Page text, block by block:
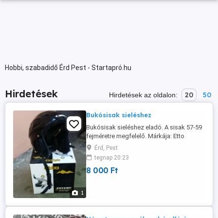
Hobbi, szabadidő Érd Pest - Startapró.hu
Hirdetések Hirdetések az oldalon: 20 50
1
Bukósisak sieléshez
Bukósisak sieléshez eladó. A sisak 57-59
fejméretre megfelelő. Márkája: Etto
(Norvég). Ár: 8000 Ft. Érdeklődi a 36 30
274 8766 tel.on.
Érd, Pest
tegnap 20:23
8 000 Ft